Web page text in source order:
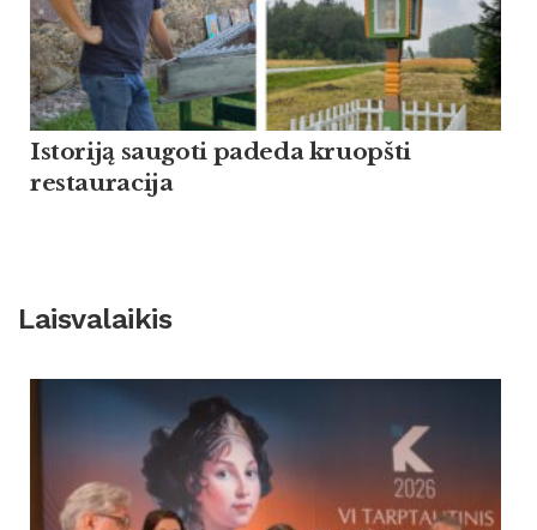
Istoriją saugoti padeda kruopšti
restauracija
Laisvalaikis